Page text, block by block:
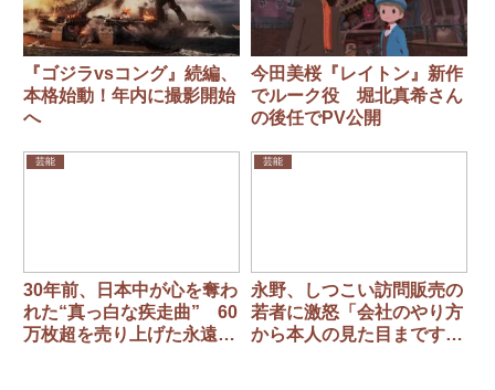
『ゴジラvsコング』続編、
本格始動！年内に撮影開始
へ
今田美桜『レイトン』新作
でルーク役 堀北真希さん
の後任でPV公開
芸能
30年前、日本中が心を奪わ
れた“真っ白な疾走曲” 60
万枚超を売り上げた永遠の
芸能
永野、しつこい訪問販売の
若者に激怒「会社のやり方
から本人の見た目まですべ